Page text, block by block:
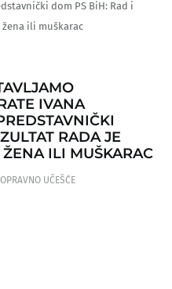
dom PS BiH: Rad i
ili muškarac
IVANA
RADA JE
ILI MUŠKARAC
UČEŠĆE